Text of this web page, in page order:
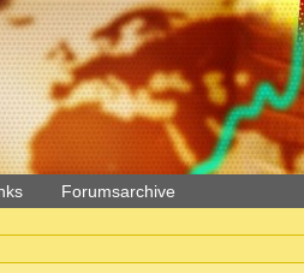
Forumsarchive